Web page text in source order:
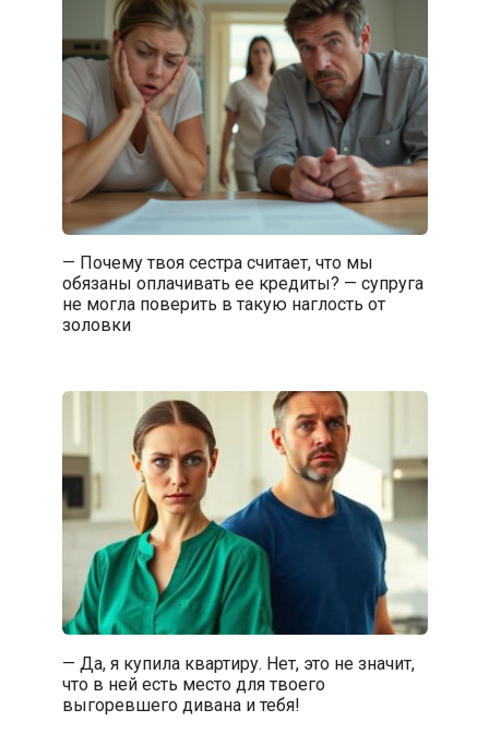
— Почему твоя сестра считает, что мы
обязаны оплачивать ее кредиты? — супруга
не могла поверить в такую наглость от
золовки
— Да, я купила квартиру. Нет, это не значит,
что в ней есть место для твоего
выгоревшего дивана и тебя!